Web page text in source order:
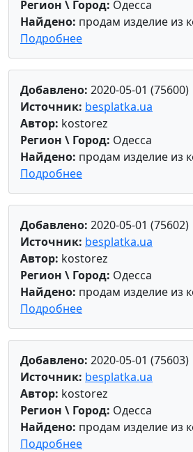
Регион \ Город: Одесса
Найдено: продам изделие из
Подробнее
Добавлено: 2020-05-01 (75600)
Источник: besplatka.ua
Автор: kostorez
Регион \ Город: Одесса
Найдено: продам изделие из
Подробнее
Добавлено: 2020-05-01 (75602)
Источник: besplatka.ua
Автор: kostorez
Регион \ Город: Одесса
Найдено: продам изделие из
Подробнее
Добавлено: 2020-05-01 (75603)
Источник: besplatka.ua
Автор: kostorez
Регион \ Город: Одесса
Найдено: продам изделие из
Подробнее